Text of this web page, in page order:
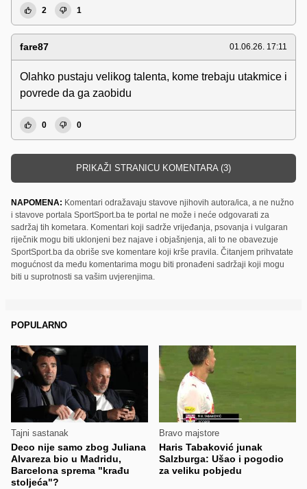
2 1
fare87 01.06.26. 17:11
Olahko pustaju velikog talenta, kome trebaju utakmice i
povrede da ga zaobidu
0 0
PRIKAŽI STRANICU KOMENTARA (3)
NAPOMENA: Komentari odražavaju stavove njihovih autora/ica, a ne nužno
i stavove portala SportSport.ba te portal ne može i neće odgovarati za
sadržaj tih kometara. Komentari koji sadrže vrijeđanja, psovanja i vulgaran
riječnik mogu biti uklonjeni bez najave i objašnjenja, ali to ne obavezuje
SportSport.ba da obriše sve komentare koji krše pravila. Čitanjem prihvatate
mogućnost da među komentarima mogu biti pronađeni sadržaji koji mogu
biti u suprotnosti sa vašim uvjerenjima.
POPULARNO
Tajni sastanak
Deco nije samo zbog Juliana
Alvareza bio u Madridu,
Barcelona sprema "krađu
stoljeća"?
Bravo majstore
Haris Tabaković junak
Salzburga: Ušao i pogodio
za veliku pobjedu